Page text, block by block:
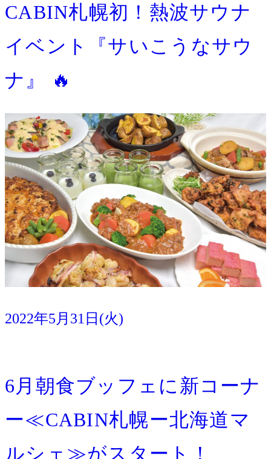
CABIN札幌初！熱波サウナ
イベント『サいこうなサウ
ナ』 🔥
2022年5月31日(火)
6月朝食ブッフェに新コーナ
ー≪CABIN札幌ー北海道マ
ルシェ≫がスタート！